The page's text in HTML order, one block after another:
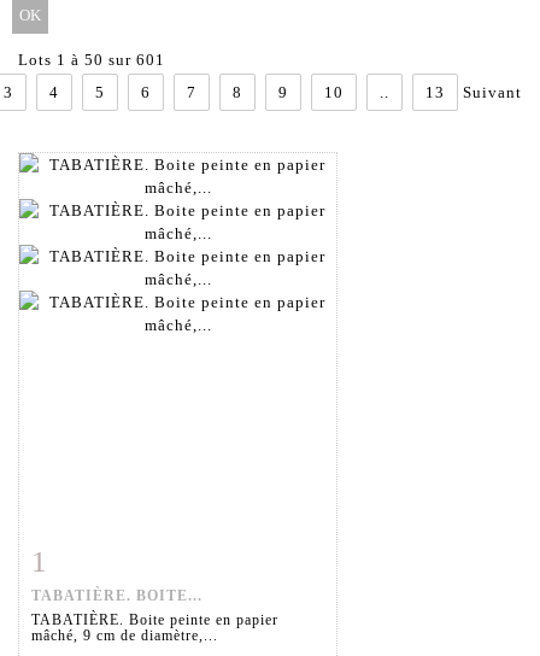
Lots 1 à 50 sur 601
3
4 5 6 7 8 9 10 .. 13 Suivant
1
TABATIÈRE. BOITE...
TABATIÈRE. Boite peinte en papier
mâché, 9 cm de diamètre,...